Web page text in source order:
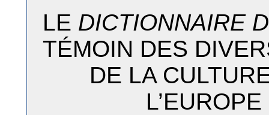
LE DICTIONNAIRE
TÉMOIN DES
DE LA